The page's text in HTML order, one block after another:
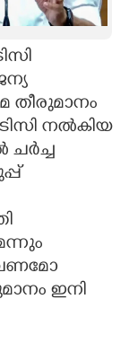
തീരുമാനം
നൽകിയ
ചർച്ച
ഇനി